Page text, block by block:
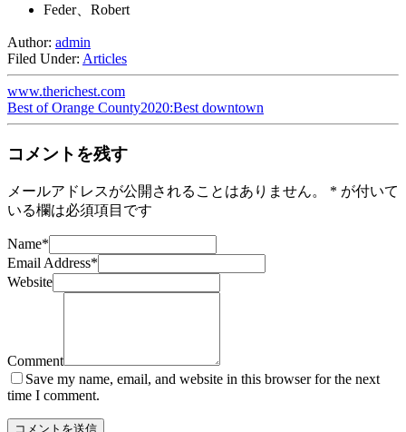
Feder、Robert
Author: admin
Filed Under: Articles
www.therichest.com
Best of Orange County2020:Best downtown
コメントを残す
メールアドレスが公開されることはありません。 * が付いて
いる欄は必須項目です
Name*
Email Address*
Website
Comment
Save my name, email, and website in this browser for the next
time I comment.